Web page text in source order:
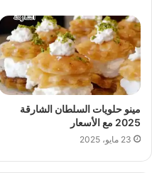
مينو حلويات السلطان الشارقة
2025 مع الأسعار
23 مايو، 2025